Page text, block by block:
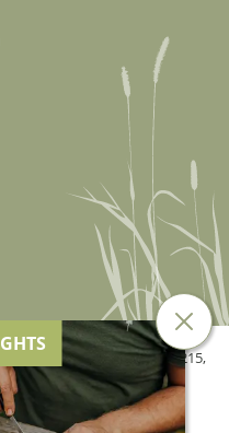
Doris, MwSt.-Nr. 02634840215,
& Cookies